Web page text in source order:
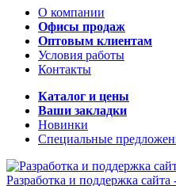
О компании
Офисы продаж
Оптовым клиентам
Условия работы
Контакты
Каталог и цены
Ваши закладки
Новинки
Специальные
Разработка и поддержка сайта